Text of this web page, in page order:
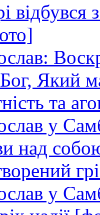
Бог, Який
та
у
над
у